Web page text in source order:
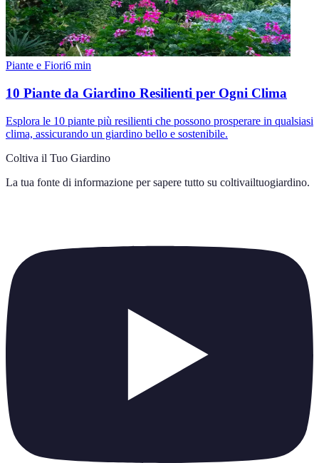
Piante e Fiori6 min
10 Piante da Giardino Resilienti per Ogni Clima
Esplora le 10 piante più resilienti che possono prosperare in qualsiasi
clima, assicurando un giardino bello e sostenibile.
Coltiva il Tuo Giardino
La tua fonte di informazione per sapere tutto su coltivailtuogiardino.